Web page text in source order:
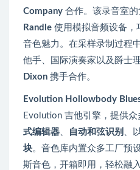
Company 合作。该录音室
Randle 使用模拟音频设备，
音色魅力。在采样录制过程
他手、国际演奏家以及爵士
Dixon 携手合作。
Evolution Hollowbody
Evolution 吉他引擎，提供
式编辑器
自动和弦识别 、
块。音色库内置众多工厂预
斯音色，开箱即用，轻松融入